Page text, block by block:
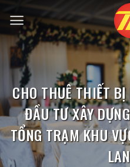
qua
nội
dung
CHO THUÊ THIẾT
ĐẦU TƯ XÂY
TỔNG TRẠM KHU